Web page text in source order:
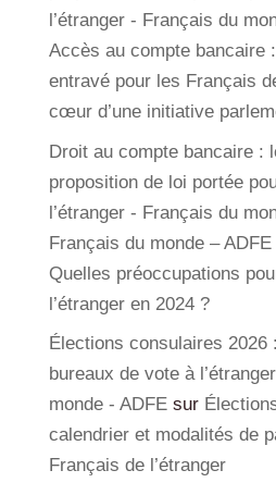
l’étranger - Français du
Accès au compte bancaire
entravé pour les Français
cœur d’une initiative
Droit au compte bancaire :
proposition de loi portée
l’étranger - Français du
Français du monde –
Quelles préoccupations
l’étranger en 2024 ?
Élections consulaires 2026
bureaux de vote à
monde - ADFEsur
calendrier et modalités de
Français de l’étranger